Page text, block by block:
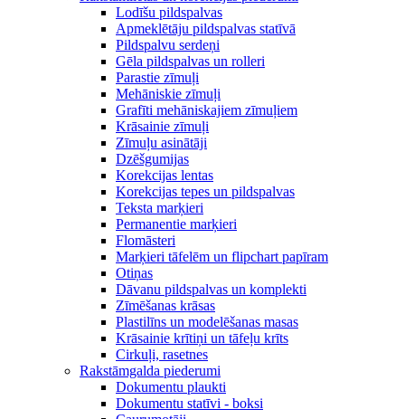
Lodīšu pildspalvas
Apmeklētāju pildspalvas statīvā
Pildspalvu serdeņi
Gēla pildspalvas un rolleri
Parastie zīmuļi
Mehāniskie zīmuļi
Grafīti mehāniskajiem zīmuļiem
Krāsainie zīmuļi
Zīmuļu asinātāji
Dzēšgumijas
Korekcijas lentas
Korekcijas tepes un pildspalvas
Teksta marķieri
Permanentie marķieri
Flomāsteri
Marķieri tāfelēm un flipchart papīram
Otiņas
Dāvanu pildspalvas un komplekti
Zīmēšanas krāsas
Plastilīns un modelēšanas masas
Krāsainie krītiņi un tāfeļu krīts
Cirkuļi, rasetnes
Rakstāmgalda piederumi
Dokumentu plaukti
Dokumentu statīvi - boksi